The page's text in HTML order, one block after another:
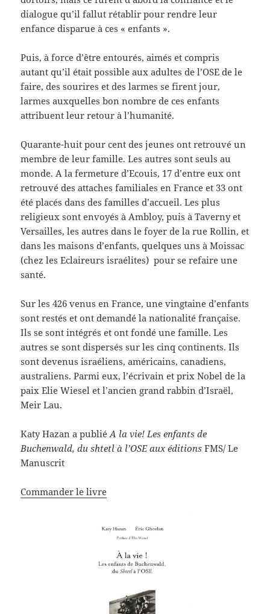
dialogue qu’il fallut rétablir pour rendre leur
enfance disparue à ces « enfants ».
Puis, à force d’être entourés, aimés et compris
autant qu’il était possible aux adultes de l’OSE de le
faire, des sourires et des larmes se firent jour,
larmes auxquelles bon nombre de ces enfants
attribuent leur retour à l’humanité.
Quarante-huit pour cent des jeunes ont retrouvé un
membre de leur famille. Les autres sont seuls au
monde. A la fermeture d’Ecouis, 17 d’entre eux ont
retrouvé des attaches familiales en France et 33 ont
été placés dans des familles d’accueil. Les plus
religieux sont envoyés à Ambloy, puis à Taverny et
Versailles, les autres dans le foyer de la rue Rollin, et
dans les maisons d’enfants, quelques uns à Moissac
(chez les Eclaireurs israélites) pour se refaire une
santé.
Sur les 426 venus en France, une vingtaine d’enfants
sont restés et ont demandé la nationalité française.
Ils se sont intégrés et ont fondé une famille. Les
autres se sont dispersés sur les cinq continents. Ils
sont devenus israéliens, américains, canadiens,
australiens. Parmi eux, l’écrivain et prix Nobel de la
paix Elie Wiesel et l’ancien grand rabbin d’Israël,
Meir Lau.
Katy Hazan a publiéA la vie! Les enfants de
Buchenwald, du shtetl à l’OSE aux éditionsFMS/ Le
Manuscrit
Commander le livre